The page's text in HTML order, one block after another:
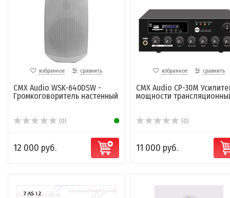
избранное сравнить
CMX Audio WSK-640DSW -
Громкоговоритель настенный
(0)
12 000 руб.
избранное сравнить
CMX Audio CP-30M
мощности
(0)
11 000 руб.